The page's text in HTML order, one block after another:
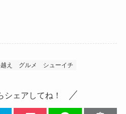
え グルメ シューイチ
シェアしてね！